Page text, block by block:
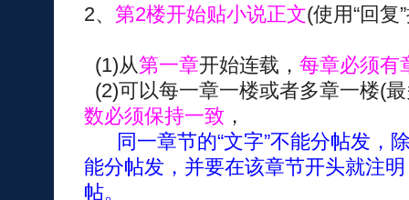
2、 第2楼开始贴小说正文(使用“回复
(1)从第一章开始连载， 每章必须有
(2)可以每一章一楼或者多章一楼(
数必须保持一致 ，
同一章节的“文字”不能分帖发，
能分帖发，并要在该章节开头就注
帖。